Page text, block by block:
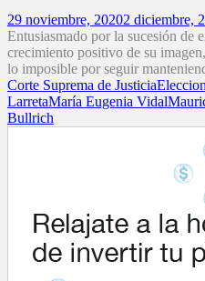
29 noviembre, 20202 diciembre,
Entusiasmado por la sucesión de
crecimiento positivo de su
lo imposible por seguir
Corte Suprema de Justicia
LarretaMaría Eugenia Vidal
Bullrich